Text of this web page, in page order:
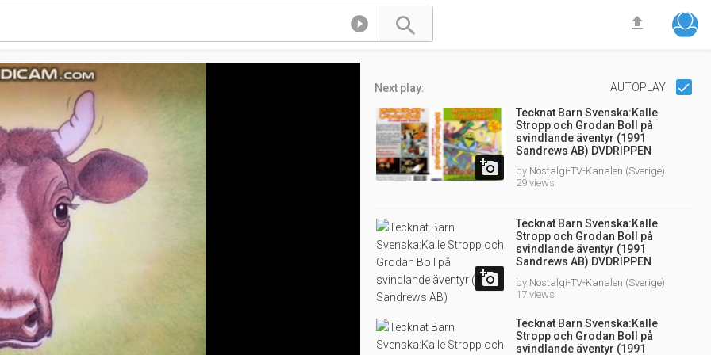

 
Next play: AUTOPLAY

Tecknat Barn Svenska:Kalle
Stropp och Grodan Boll på
svindlande äventyr (1991
Sandrews AB) DVDRIPPEN
by Nostalgi-TV-Kanalen (Sverige)
29 views

Tecknat Barn Svenska:Kalle
Stropp och Grodan Boll på
svindlande äventyr (1991
Sandrews AB) DVDRIPPEN
by Nostalgi-TV-Kanalen (Sverige)
17 views
Tecknat Barn Svenska:Kalle
Stropp och Grodan Boll på
svindlande äventyr (1991